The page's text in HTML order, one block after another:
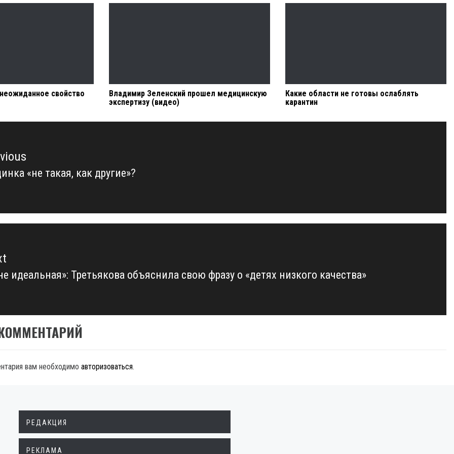
свойство
Владимир Зеленский прошел медицинскую
экспертизу (видео)
Какие области не готовы ослаблять
карантин
«не такая, как другие»?
идеальная»: Третьякова объяснила свою фразу о «детях низкого качества»
вам необходимо авторизоваться.
РЕДАКЦИЯ
РЕКЛАМА